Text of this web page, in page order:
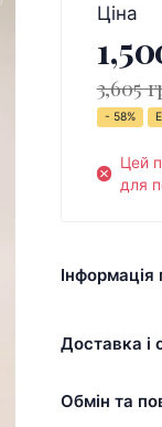
Ціна
3,605
- 58%
Цей
для
Інформація
Доставка і
Обмін та